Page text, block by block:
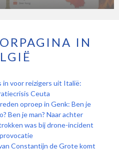
IN
voor reizigers uit Italië:
Ceuta
oproep in Genk: Ben je
Ben je man? Naar achter
was bij drone-incident
Constantijn de Grote komt